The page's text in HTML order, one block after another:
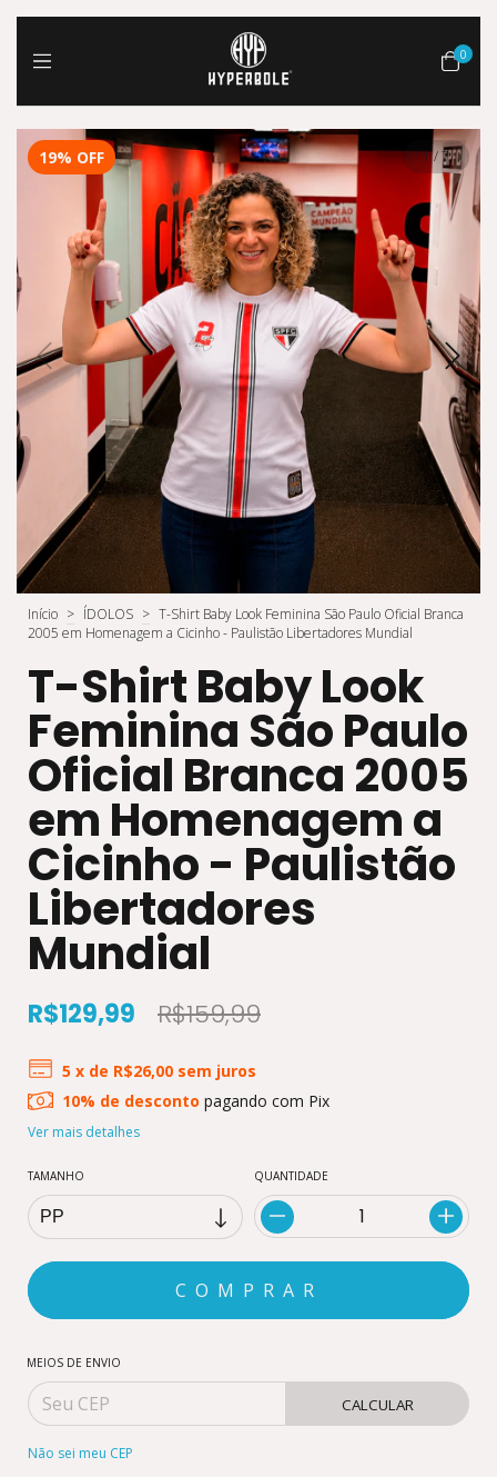
0
19% OFF 1/7
Início > ÍDOLOS > T-Shirt Baby Look Feminina São Paulo Oficial Branca
2005 em Homenagem a Cicinho - Paulistão Libertadores Mundial
T-Shirt Baby Look
Feminina São Paulo
Oficial Branca 2005
em Homenagem a
Cicinho - Paulistão
Libertadores
Mundial
R$129,99 R$159,99
5 x de R$26,00 sem juros
10% de desconto pagando com Pix
Ver mais detalhes
TAMANHO QUANTIDADE
MEIOS DE ENVIO
CALCULAR
Não sei meu CEP